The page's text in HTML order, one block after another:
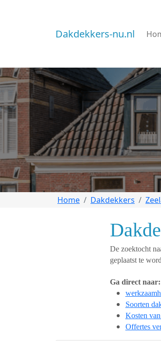
Dakdekkers-nu.nl
Home Dakdekkers
De zoektocht
geplaatst te
Ga direct naar:
Soorten
Kosten
Offertes